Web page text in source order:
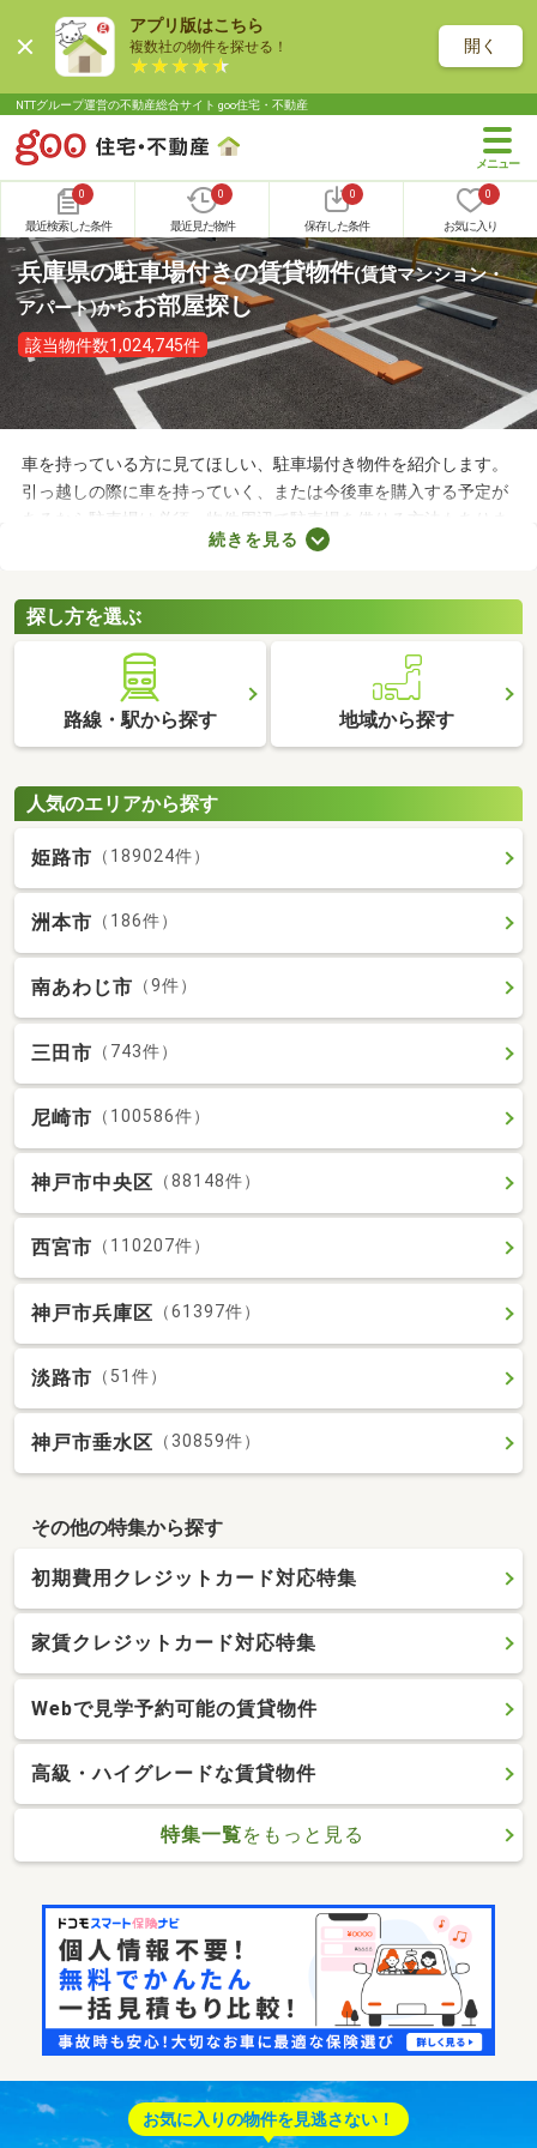
アプリ版はこちら
複数社の物件を探せる！ 開く
NTTグループ運営の不動産総合サイト goo住宅・不動産
0
最近検索した条件
0
最近見た物件
0
保存した条件
0
お気に入り
兵庫県の駐車場付きの賃貸物件(賃貸マンション・
アパート)からお部屋探し
該当物件数1,024,745件
車を持っている方に見てほしい、駐車場付き物件を紹介します。
引っ越しの際に車を持っていく、または今後車を購入する予定が
あるなら駐車場は必須。物件周辺で駐車場を借りる方法もありま
すが、月々の費用が割高になる恐れもあります。駐車場の費用を
気になるお部屋を探してみましょう。
続きを見る
探し方を選ぶ
路線・駅から探す 地域から探す
人気のエリアから探す
姫路市 （189024件）
洲本市 （186件）
南あわじ市 （9件）
三田市 （743件）
尼崎市 （100586件）
神戸市中央区 （88148件）
西宮市 （110207件）
神戸市兵庫区 （61397件）
淡路市 （51件）
神戸市垂水区 （30859件）
その他の特集から探す
初期費用クレジットカード対応特集
家賃クレジットカード対応特集
Webで見学予約可能の賃貸物件
高級・ハイグレードな賃貸物件
特集一覧をもっと見る
お気に入りの物件を見逃さない！